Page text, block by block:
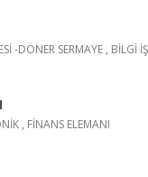
-DÖNER SERMAYE , BİLGİ
, FİNANS ELEMANI